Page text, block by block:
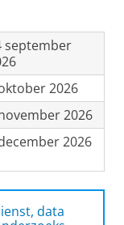
september
2026
2026
2026
data